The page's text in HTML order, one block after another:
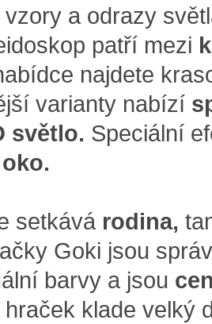
a odrazy
patří mezi
najdete
varianty nabízí
světlo. Speciální
setkává rodina,
Goki jsou
barvy a jsou
klade velký